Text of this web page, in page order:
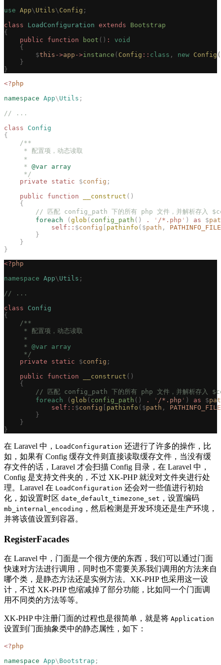
use App\ Utils\ Config ;
class LoadConfiguration extends Bootstrap
{
    public
function boot () :
void
    {
        $
this ->app ->instance ( Config :: class , new Config
    }
}
<?php
namespace App\ Utils ;
// ...
class Config
{
    /**
     * 配置项，动态读取
     *
     *
@var array
     */
    private
static $config ;
    public
function __construct ()
    {
// 匹配 config_path 下的所有 php 文件，并解析存入
        foreach
( glob ( config_path () . ' /*.php ' ) as $
            self::
$config pathinfo ($path ,
        }
    }
}
<?php
namespace App\ Utils ;
// ...
class Config
{
    /**
     * 配置项，动态读取
     *
     *
@var array
     */
    private
static $config ;
    public
function __construct ()
    {
// 匹配 config_path 下的所有 php 文件，并解析存入
        foreach
( glob ( config_path () . ' /*.php ' ) as $
            self::
$config pathinfo ($path ,
        }
    }
}
在 Laravel 中， LoadConfiguration 还进行了许多的操作，比
如，如果有 Config 缓存文件则直接读取缓存文件，当没有缓
存文件的话，Laravel 才会扫描 Config 目录，在 Laravel 中，
Config 是支持文件夹的，不过 XK-PHP 就没对文件夹进行处
理。Laravel 在 LoadConfiguration 还会对一些值进行初始
化，如设置时区 date_default_timezone_set ，设置编码
mb_internal_encoding ，然后检测是开发环境还是生产环境，
并将该值设置到容器。
RegisterFacades
在 Laravel 中，门面是一个很方便的东西，我们可以通过门面
快速对方法进行调用，同时也不需要关系我们调用的方法来自
哪个类，是静态方法还是实例方法。XK-PHP 也采用这一设
计，不过 XK-PHP 也缩减掉了部分功能，比如同一个门面调
用不同类的方法等等。
XK-PHP 中注册门面的过程也是很简单，就是将 Application
设置到门面抽象类中的静态属性，如下：
<?php
namespace App\ Bootstrap ;